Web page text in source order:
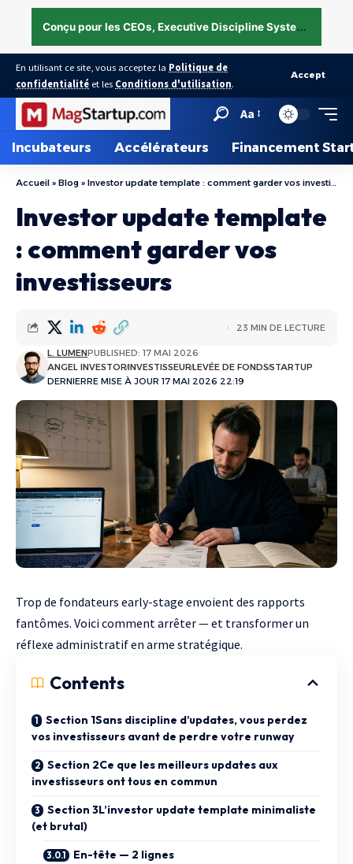
C
onçu pour les CEOs, Executive Discipline System — structurer l’exécution sous pression →
En utilisant ce site, vous acceptez la Politique de
confidentialité et les Conditions d'utilisation.
Accept
Aa
Incubateurs Accélérateurs Financement
Accueil » Blog » Investor update template : comment garder vos investisseurs
Investor update template
: comment garder vos
investisseurs
DERNIERRE MISE À JOUR 17 MAI 2026 22:19
L. LUMENPUBLISHED: 17 MAI 2026
ANGEL INVESTORINVESTISSEURLEVÉE DE FONDSSTARTUP
23 MIN DE LECTURE
Trop de fondateurs early-stage envoient des rapports
fantômes. Voici comment arrêter — et transformer un
réflexe administratif en arme stratégique.
Contents
Section 1Sans discipline d’updates, vous perdez
vos investisseurs avant de perdre votre runway
Section 2Ce que les meilleurs updates aux
investisseurs ont tous en commun
Section 3L’investor update template minimaliste
(et brutal)
En-tête — 2 lignes